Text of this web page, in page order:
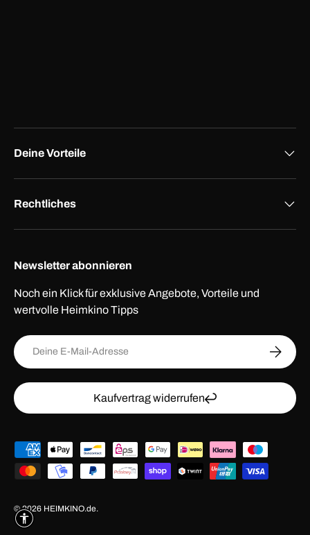
Deine Vorteile
Rechtliches
Newsletter abonnieren
Noch ein Klick für exklusive Angebote, Vorteile und
wertvolle Heimkino Tipps
E-Mail
Kaufvertrag widerrufen
Zahlungsmethoden
© 2026 HEIMKINO.de.